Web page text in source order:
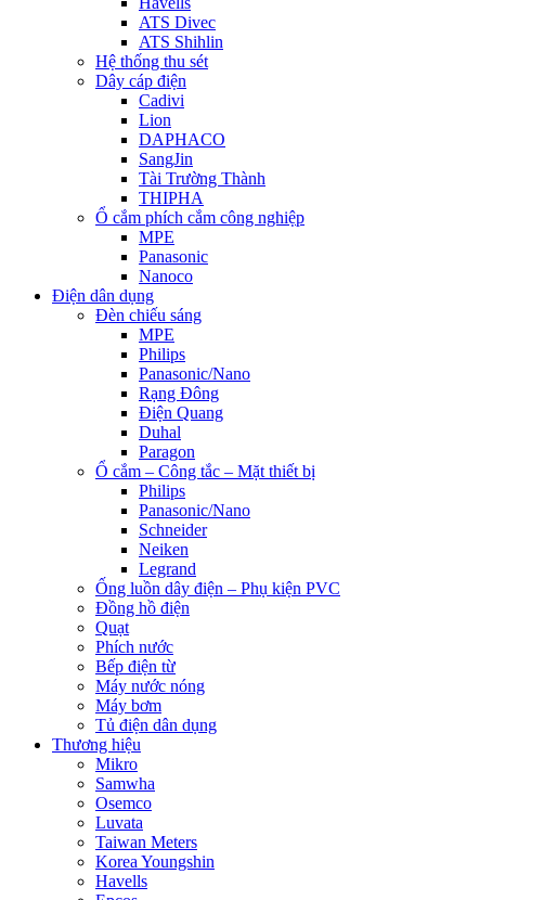
ATS Divec
ATS Shihlin
Hệ thống thu sét
Dây cáp điện
Cadivi
Lion
DAPHACO
SangJin
Tài Trường Thành
THIPHA
Ổ cắm phích cắm công nghiệp
MPE
Panasonic
Nanoco
Điện dân dụng
Đèn chiếu sáng
MPE
Philips
Panasonic/Nano
Rạng Đông
Điện Quang
Duhal
Paragon
Ổ cắm – Công tắc – Mặt thiết bị
Philips
Panasonic/Nano
Schneider
Neiken
Legrand
Ống luồn dây điện – Phụ kiện PVC
Đồng hồ điện
Quạt
Phích nước
Bếp điện từ
Máy nước nóng
Máy bơm
Tủ điện dân dụng
Thương hiệu
Mikro
Samwha
Osemco
Luvata
Taiwan Meters
Korea Youngshin
Havells